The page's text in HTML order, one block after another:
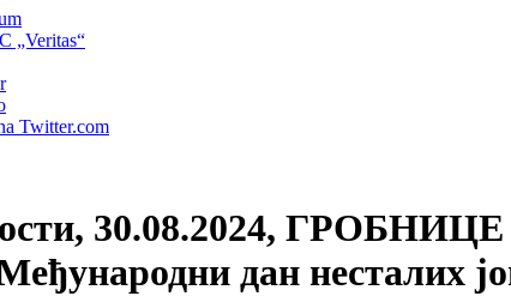
„Veritas“
Twitter.com
30.08.2024,
дан несталих